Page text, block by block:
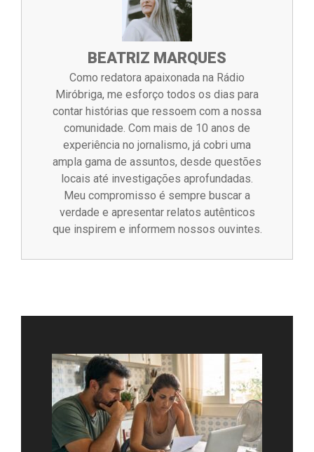
BEATRIZ MARQUES
Como redatora apaixonada na Rádio
Miróbriga, me esforço todos os dias para
contar histórias que ressoem com a nossa
comunidade. Com mais de 10 anos de
experiência no jornalismo, já cobri uma
ampla gama de assuntos, desde questões
locais até investigações aprofundadas.
Meu compromisso é sempre buscar a
verdade e apresentar relatos autênticos
que inspirem e informem nossos ouvintes.